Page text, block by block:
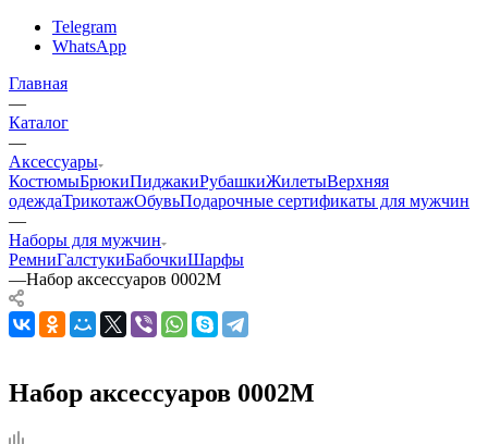
Telegram
WhatsApp
Главная
—
Каталог
—
Аксессуары
КостюмыБрюкиПиджакиРубашкиЖилетыВерхняя
одеждаТрикотажОбувьПодарочные сертификаты для мужчин
—
Наборы для мужчин
РемниГалстукиБабочкиШарфы
—Набор аксессуаров 0002М
Набор аксессуаров 0002М